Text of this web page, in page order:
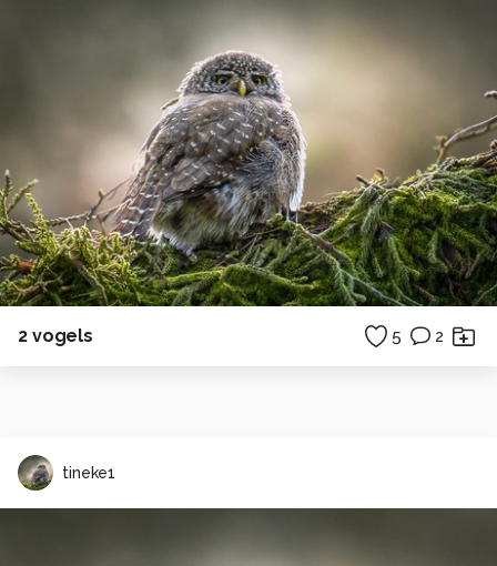
2 vogels 5 2
tineke1